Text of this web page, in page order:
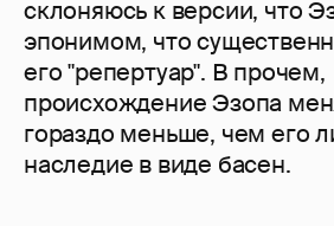
склоняюсь к версии, что
эпонимом, что
его "репертуар". В прочем,
происхождение Эзопа
гораздо меньше, чем его
наследие в виде басен.